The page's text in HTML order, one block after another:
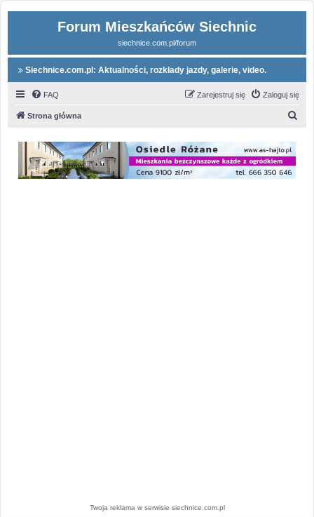
Forum Mieszkańców Siechnic
siechnice.com.pl/forum
Siechnice.com.pl: Aktualności, rozkłady jazdy, galerie, video.
FAQ Zaloguj się
Zarejestruj się
Strona główna
Twoja reklama w serwisie siechnice.com.pl